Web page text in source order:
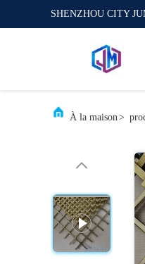
SHENZHOU CITY
À la maison>